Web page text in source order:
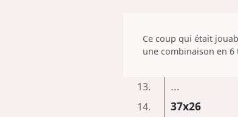
Ce coup qui était
une combinaison en
13. ...
14. 37x26